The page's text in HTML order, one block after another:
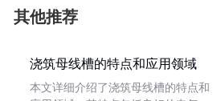
其他推荐
浇筑母线槽的特点和应用领域
本文详细介绍了浇筑母线槽的特点和